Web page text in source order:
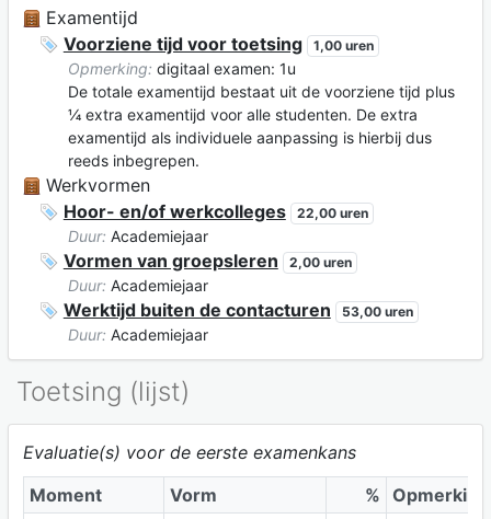
Examentijd
Voorziene tijd voor toetsing
1,00 uren
Opmerking: digitaal examen: 1u
De totale examentijd bestaat uit de voorziene tijd plus
¼ extra examentijd voor alle studenten. De extra
examentijd als individuele aanpassing is hierbij dus
reeds inbegrepen.
Werkvormen
Hoor- en/of werkcolleges
22,00 uren
Duur: Academiejaar
Vormen van groepsleren 2,00 uren
Duur: Academiejaar
Werktijd buiten de contacturen 53,00 uren
Duur: Academiejaar
Toetsing (lijst)
Evaluatie(s) voor de eerste examenkans
Moment
Vorm % Opmerking